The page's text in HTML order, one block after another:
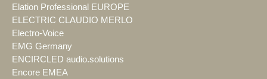
Elation Professional EUROPE
ELECTRIC CLAUDIO MERLO
Electro-Voice
EMG Germany
ENCIRCLED audio.solutions
Encore EMEA